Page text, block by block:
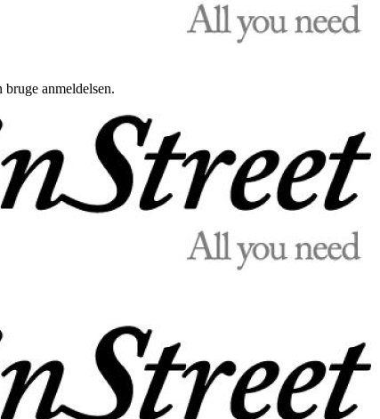
anmeldelsen.